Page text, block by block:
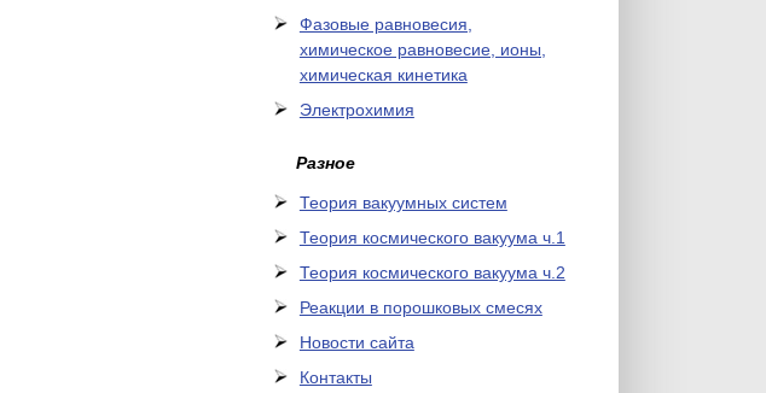
Фазовые равновесия,
химическое равновесие, ионы,
химическая кинетика
Электрохимия
Разное
Теория вакуумных систем
Теория космического вакуума ч.1
Теория космического вакуума ч.2
Реакции в порошковых смесях
Новости сайта
Контакты